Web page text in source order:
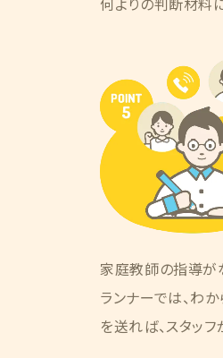
家庭教師の指導が
ランナーでは、わ
を送れば、スタッ